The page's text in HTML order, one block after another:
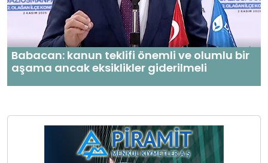
Babacan: kanun teklifi önemli ve olumlu bir
aşama ancak eksiklikler giderilmeli